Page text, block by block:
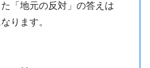
「地元の反対」の答えは
ります。